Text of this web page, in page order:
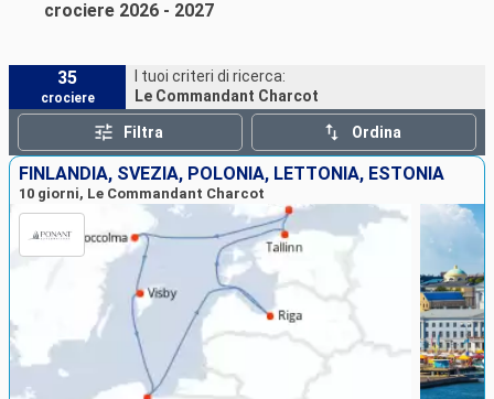
crociere 2026 - 2027
35
crociere
I tuoi criteri di ricerca:
Le Commandant Charcot
Filtra Ordina
FINLANDIA, SVEZIA, POLONIA, LETTONIA, ESTONIA
10 giorni, Le Commandant Charcot